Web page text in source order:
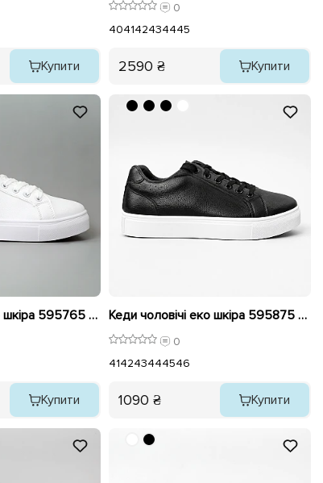
Купити
0
404142434445
2590 ₴ Купити
Кеди чоловічі еко шкіра 595765 Білі
Купити
Кеди чоловічі еко шкіра 595875 Чорні
0
414243444546
1090 ₴ Купити